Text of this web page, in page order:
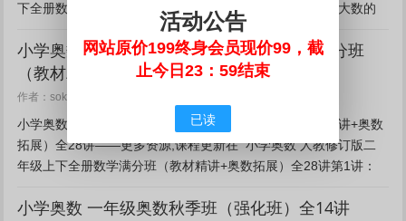
下全册数学满分班（教材精讲+奥数拓展）全38讲第1讲：大数的
认识（一）第2讲：大数的认识（二）第3讲：角...
小学奥数 人教修订版二年级上下全册数学满分班
（教材精讲+奥数拓展）全28讲
作者：sokucc
小学奥数 人教修订版二年级上下全册数学满分班（教材精讲+奥数
拓展）全28讲——更多资源,课程更新在 小学奥数 人教修订版二
年级上下全册数学满分班（教材精讲+奥数拓展）全28讲第1讲：
小学奥数 一年级奥数秋季班（强化班）全14讲
活动公告
网站原价199终身会员现价99，截
止今日23：59结束
已读